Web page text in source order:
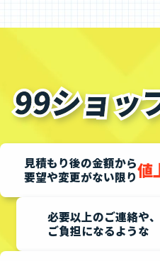
見積もり後の金額から
要望や変更がない限り値
必要以上のご連絡や、
ご負担になるような